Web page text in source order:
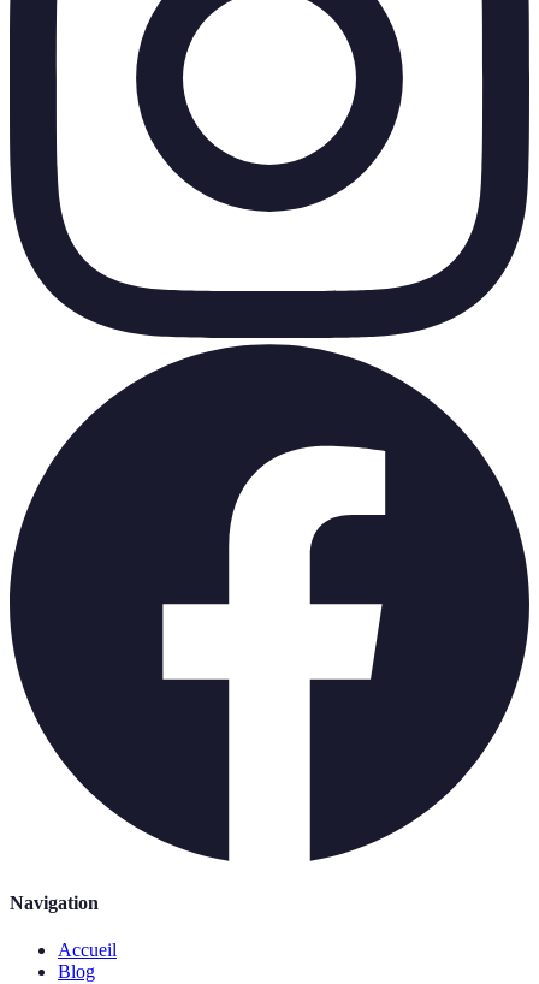
Navigation
Accueil
Blog